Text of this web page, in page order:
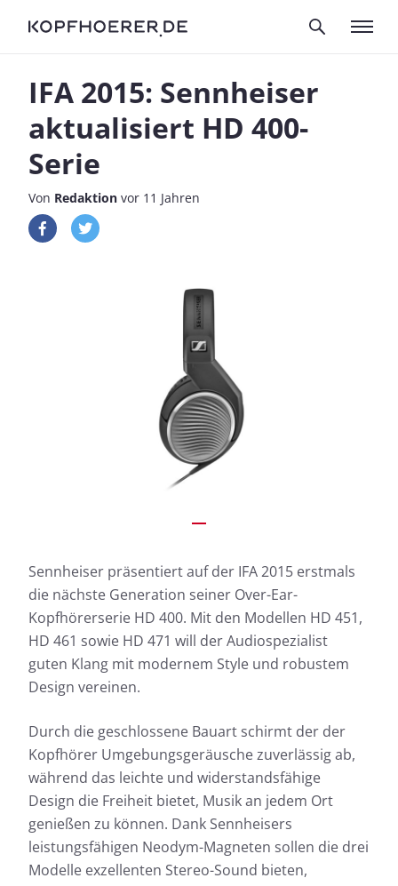
IFA 2015: Sennheiser
aktualisiert HD 400-
Serie
Von Redaktion vor 11 Jahren
Sennheiser präsentiert auf der IFA 2015 erstmals
die nächste Generation seiner Over-Ear-
Kopfhörerserie HD 400. Mit den Modellen HD 451,
HD 461 sowie HD 471 will der Audiospezialist
guten Klang mit modernem Style und robustem
Design vereinen.
Durch die geschlossene Bauart schirmt der der
Kopfhörer Umgebungsgeräusche zuverlässig ab,
während das leichte und widerstandsfähige
Design die Freiheit bietet, Musik an jedem Ort
genießen zu können. Dank Sennheisers
leistungsfähigen Neodym-Magneten sollen die drei
Modelle exzellenten Stereo-Sound bieten,